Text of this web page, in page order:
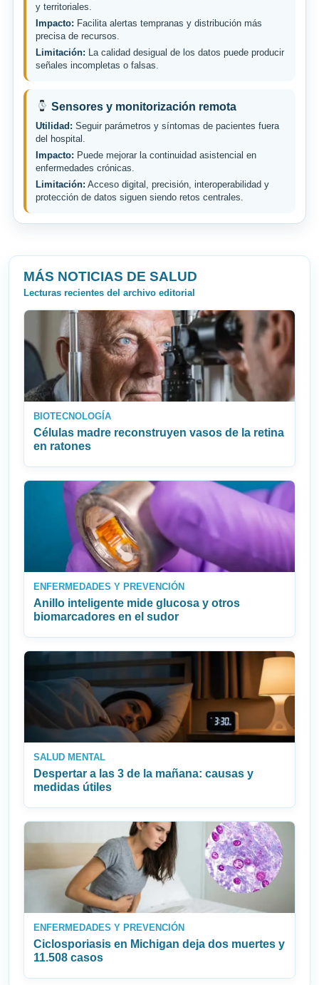
y territoriales.
Impacto: Facilita alertas tempranas y distribución más
precisa de recursos.
Limitación: La calidad desigual de los datos puede producir
señales incompletas o falsas.
Sensores y monitorización remota
Utilidad: Seguir parámetros y síntomas de pacientes fuera
del hospital.
Impacto: Puede mejorar la continuidad asistencial en
enfermedades crónicas.
Limitación: Acceso digital, precisión, interoperabilidad y
protección de datos siguen siendo retos centrales.
MÁS NOTICIAS DE SALUD
Lecturas recientes del archivo editorial
BIOTECNOLOGÍA
Células madre reconstruyen vasos de la retina
en ratones
ENFERMEDADES Y PREVENCIÓN
Anillo inteligente mide glucosa y otros
biomarcadores en el sudor
SALUD MENTAL
Despertar a las 3 de la mañana: causas y
medidas útiles
ENFERMEDADES Y PREVENCIÓN
Ciclosporiasis en Michigan deja dos muertes y
11.508 casos